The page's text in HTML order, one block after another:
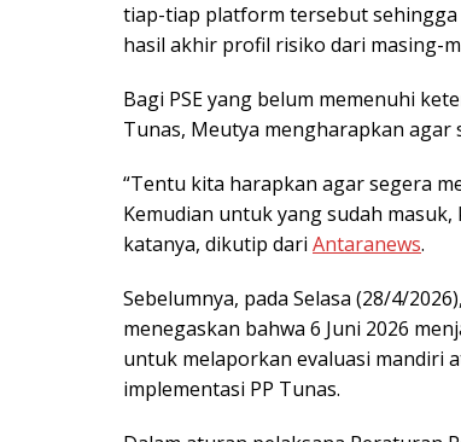
tiap-tiap platform tersebut
hasil akhir profil risiko dari masing-
Bagi PSE yang belum memenuhi
Tunas, Meutya mengharapkan
“Tentu kita harapkan agar segera
Kemudian untuk yang sudah
katanya, dikutip dari Antaranews.
Sebelumnya, pada Selasa (28/4/
menegaskan bahwa 6 Juni 2026
untuk melaporkan evaluasi mandiri
implementasi PP Tunas.